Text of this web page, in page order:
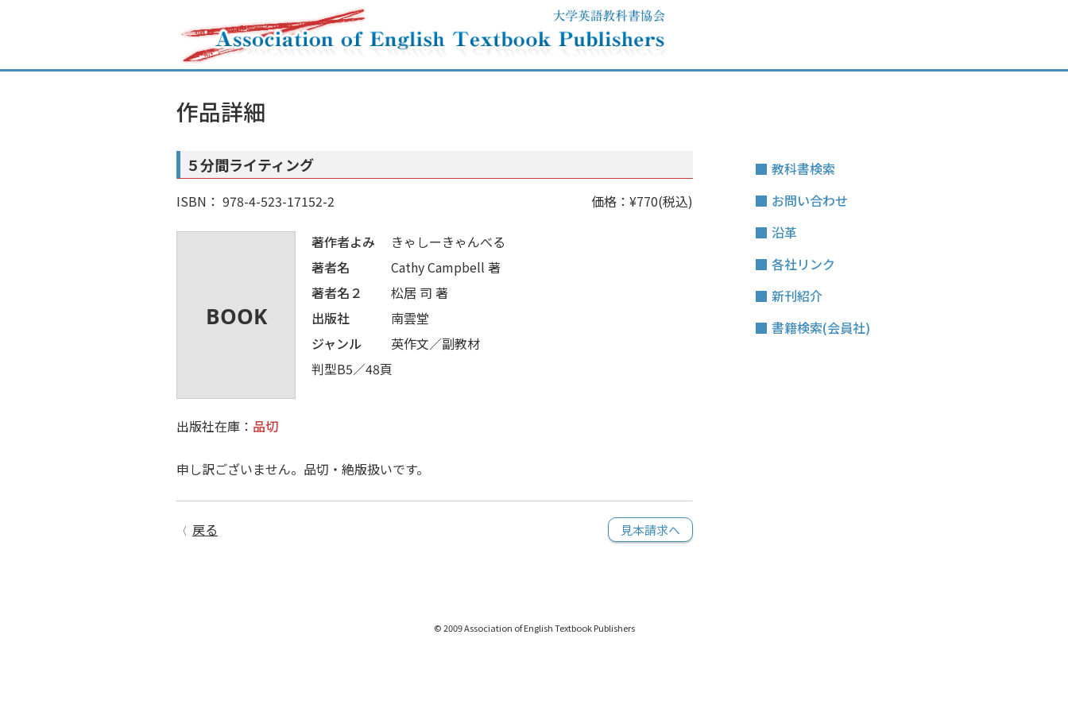
作品詳細
５分間ライティング
ISBN： 978-4-523-17152-2 価格：¥770(税込)
著作者よみ
きゃしーきゃんべる
著者名
Cathy Campbell 著
著者名２
松居 司 著
出版社
南雲堂
ジャンル
英作文／副教材
判型B5／48頁
出版社在庫： 品切
申し訳ございません。品切・絶版扱いです。
戻る 見本請求へ
教科書検索
お問い合わせ
沿革
各社リンク
新刊紹介
書籍検索(会員社)
© 2009 Association of English Textbook Publishers